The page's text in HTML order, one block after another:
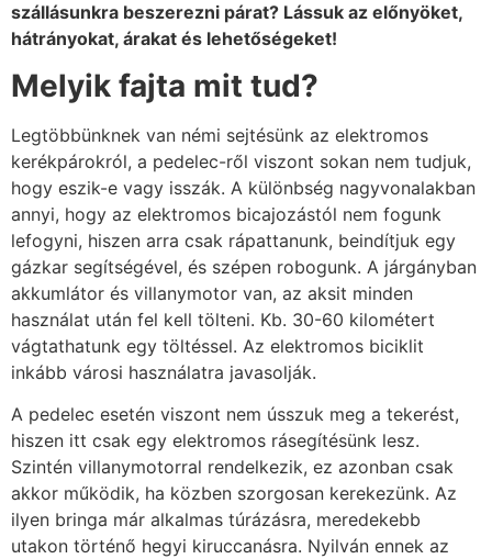
szállásunkra beszerezni párat? Lássuk az előnyöket,
hátrányokat, árakat és lehetőségeket!
Melyik fajta mit tud?
Legtöbbünknek van némi sejtésünk az elektromos
kerékpárokról, a pedelec-ről viszont sokan nem tudjuk,
hogy eszik-e vagy isszák. A különbség nagyvonalakban
annyi, hogy az elektromos bicajozástól nem fogunk
lefogyni, hiszen arra csak rápattanunk, beindítjuk egy
gázkar segítségével, és szépen robogunk. A járgányban
akkumlátor és villanymotor van, az aksit minden
használat után fel kell tölteni. Kb. 30-60 kilométert
vágtathatunk egy töltéssel. Az elektromos biciklit
inkább városi használatra javasolják.
A pedelec esetén viszont nem ússzuk meg a tekerést,
hiszen itt csak egy elektromos rásegítésünk lesz.
Szintén villanymotorral rendelkezik, ez azonban csak
akkor működik, ha közben szorgosan kerekezünk. Az
ilyen bringa már alkalmas túrázásra, meredekebb
utakon történő hegyi kiruccanásra. Nyilván ennek az